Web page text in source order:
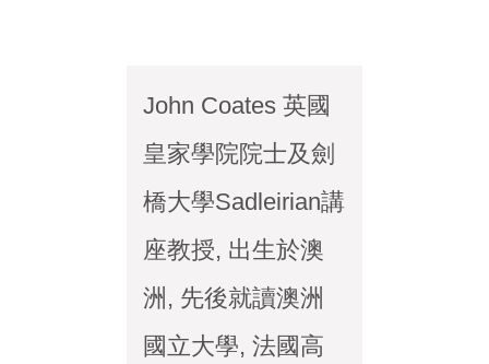
John Coates 英國
皇家學院院士及劍
橋大學Sadleirian講
座教授, 出生於澳
洲, 先後就讀澳洲
國立大學, 法國高